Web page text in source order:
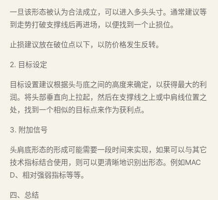
一旦该形态被认为合法成立，可以进入多头头寸。通常建议等
到走势打破支撑线后再进场，以便找到一个止损位。
止损建议放在破位点以下，以防价格发生反转。
2. 目标设定
目标设置建议根据头与底之间的高度来确定，以获得最大的利
润。将头部垂直向上拉起，然后在支撑线之上或中肩线位置之
处，找到一个相似的目标点来作为获利点。
3. 附加信号
头肩底形态的形成可能需要一段时间来实现，如果可以与其它
技术指标结合使用，则可以更清晰地识别出形态。例如MAC
D、相对强弱指标等等。
四、总结